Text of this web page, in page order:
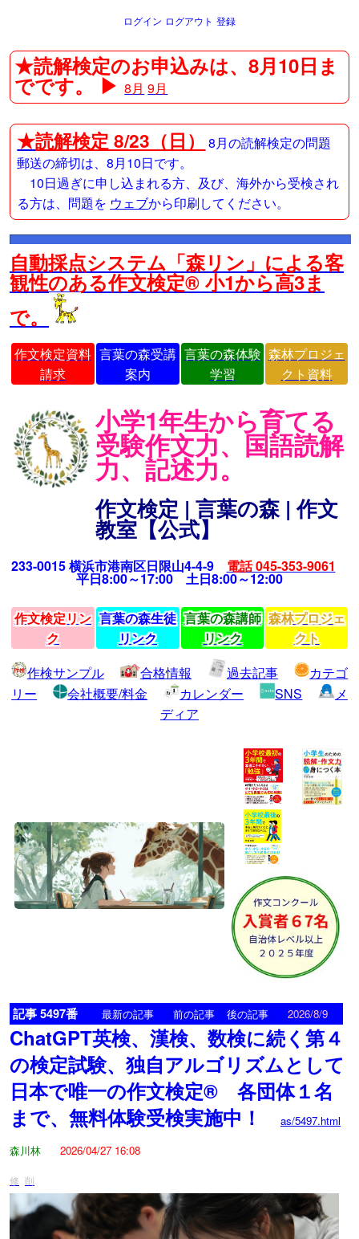
ログイン ログアウト 登録
★読解検定のお申込みは、8月10日ま
でです。 ▶8月 9月
★読解検定 8/23（日）
8月の読解検定の問題
郵送の締切は、8月10日です。
10日過ぎに申し込まれる方、及び、海外から受検され
る方は、問題を ウェブから印刷してください。
自動採点システム「森リン」による客
観性のある作文検定® 小1から高3ま
で。
作文検定資料
請求
言葉の森受講
案内
言葉の森体験
学習
森林プロジェ
クト資料
小学1年生から育てる
受験作文力、国語読解
力、記述力。
作文検定 | 言葉の森 | 作文
教室【公式】
233-0015 横浜市港南区日限山4-4-9 電話 045-353-9061
平日8:00～17:00 土日8:00～12:00
作文検定リン
ク
言葉の森生徒
リンク
言葉の森講師
リンク
森林プロジェ
クト
作検サンプル
合格情報 過去記事
カテゴ
リー
会社概要/料金 カレンダー SNS
メ
ディア
記事 5497番 最新の記事 前の記事 後の記事 2026/8/9
ChatGPT英検、漢検、数検に続く第４
の検定試験、独自アルゴリズムとして
日本で唯一の作文検定® 各団体１名
まで、無料体験受検実施中！
as/5497.html
森川林
2026/04/27 16:08
修 削